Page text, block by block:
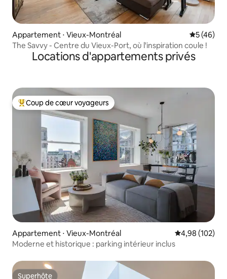
Appartement ⋅ Vieux-Montréal
5 (46)
The Savvy - Centre du Vieux-Port, où l'inspiration coule !
Locations d'appartements privés
Coups de cœur voyageurs les plus appréciés
Coup de cœur voyageurs
Appartement ⋅ Vieux-Montréal Évaluation
4,98 (102)
Moderne et historique : parking intérieur inclus
Superhôte